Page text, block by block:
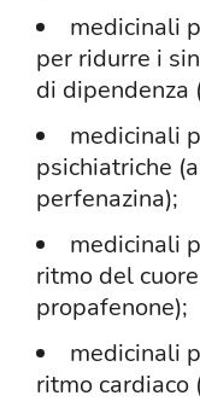
medicinali
per ridurre i
di dipendenza
medicinali
psichiatriche
perfenazina);
medicinali
ritmo del
propafenone);
medicinali
ritmo cardiaco